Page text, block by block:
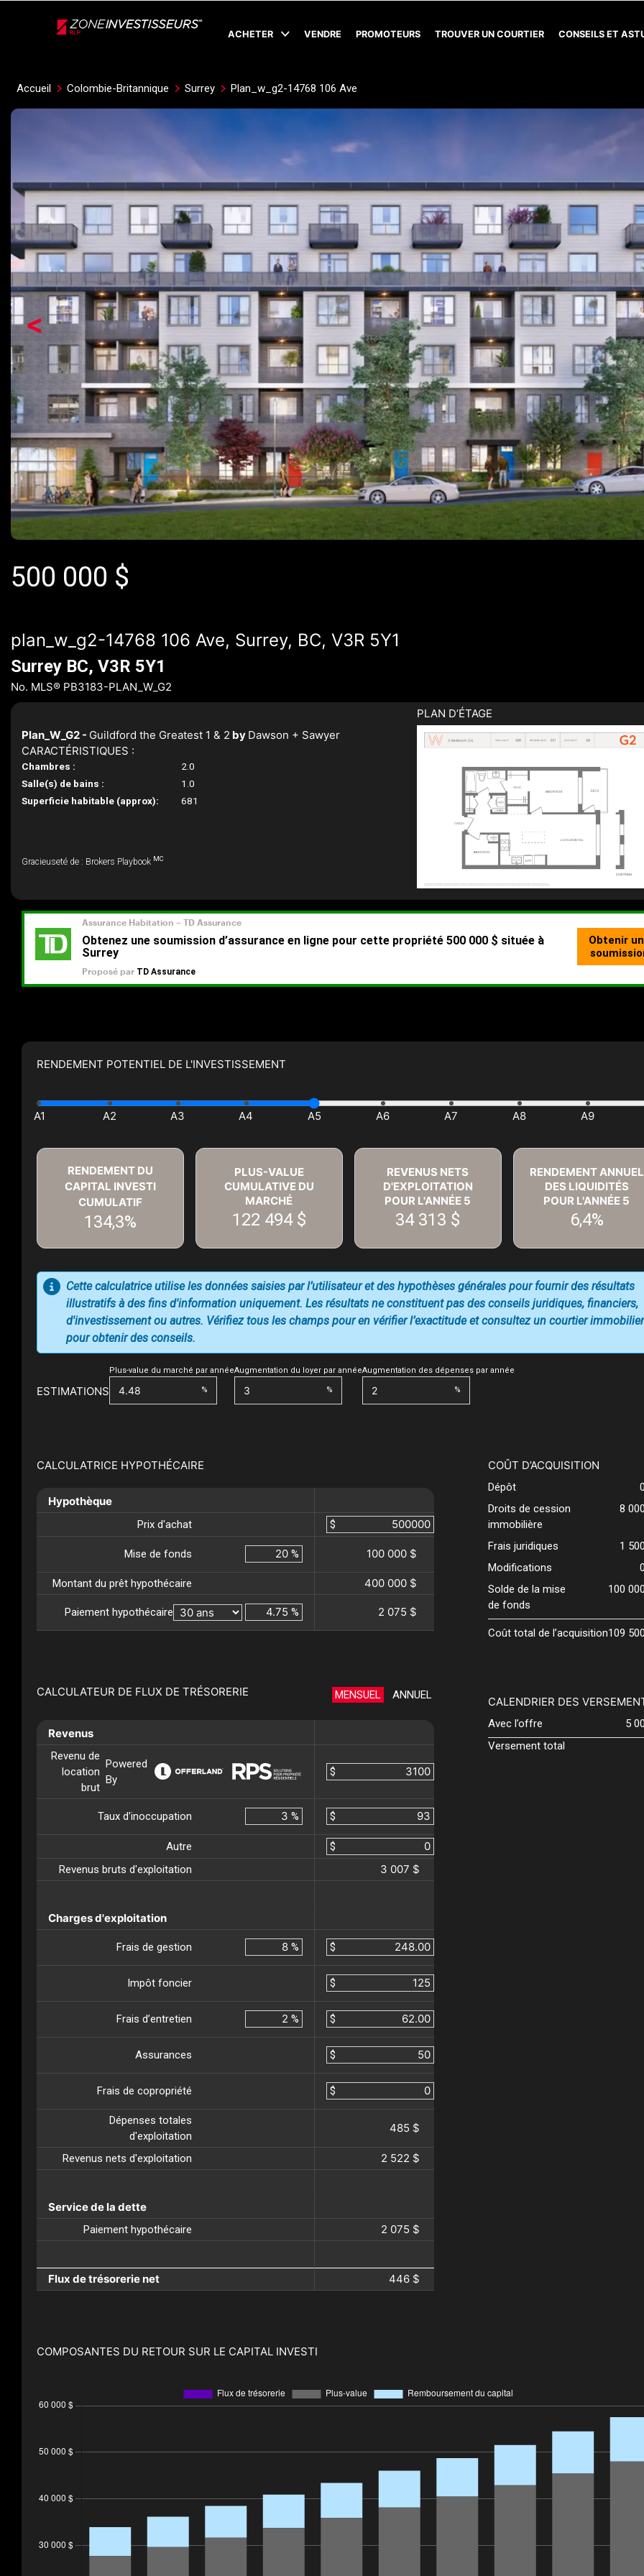
ACHETER VENDRE PROMOTEURS TROUVER UN COURTIER CONSEILS ET
Accueil Colombie-Britannique Surrey Plan_w_g2-14768 106 Ave
<
500 000 $
plan_w_g2-14768 106 Ave, Surrey, BC, V3R 5Y1
Surrey BC, V3R 5Y1
No. MLS® PB3183-PLAN_W_G2
Plan_W_G2 - Guildford the Greatest 1 & 2 by Dawson + Sawyer
CARACTÉRISTIQUES :
Chambres :
2.0
Salle(s) de bains :
1.0
Superficie habitable (approx):
681
Gracieuseté de : Brokers Playbook MC
PLAN D’ÉTAGE
RENDEMENT POTENTIEL DE L'INVESTISSEMENT
RENDEMENT DU
CAPITAL INVESTI
CUMULATIF
134,3%
PLUS-VALUE
CUMULATIVE DU
MARCHÉ
122 494 $
REVENUS NETS
D'EXPLOITATION
POUR L'ANNÉE 5
34 313 $
RENDEMENT ANNUEL
DES LIQUIDITÉS
POUR L'ANNÉE 5
6,4%
ESTIMATIONS
Plus-value du marché par année
%
Augmentation du loyer par année
%
Augmentation des dépenses par année
%
Cette calculatrice utilise les données saisies par l’utilisateur et des hypothèses générales pour fournir des résultats
illustratifs à des fins d'information uniquement. Les résultats ne constituent pas des conseils juridiques, financiers,
d'investissement ou autres. Vérifiez tous les champs pour en vérifier l’exactitude et consultez un courtier immobilier
pour obtenir des conseils.
CALCULATRICE HYPOTHÉCAIRE
Hypothèque
Prix d'achat $
Mise de fonds % 100 000 $
Montant du prêt hypothécaire 400 000 $
Paiement hypothécaire % 2 075 $
CALCULATEUR DE FLUX DE TRÉSORERIE MENSUEL ANNUEL
Revenus
Revenu de
location
brut
Powered
By
$
Taux d'inoccupation % $
Autre
$
Revenus bruts d'exploitation
3 007 $
Charges d'exploitation
Frais de gestion % $
Impôt foncier $
Frais d’entretien % $
Assurances $
Frais de copropriété $
Dépenses totales
d'exploitation
485 $
Revenus nets d'exploitation 2 522 $
Service de la dette
Paiement hypothécaire 2 075 $
Flux de trésorerie net 446 $
COÛT D’ACQUISITION
Dépôt
Droits de cession
immobilière
8
Frais juridiques
1
Modifications
Solde de la mise
de fonds
100
Coût total de l’acquisition109
CALENDRIER DES
Avec l’offre
5
Versement total
COMPOSANTES DU RETOUR SUR LE CAPITAL INVESTI